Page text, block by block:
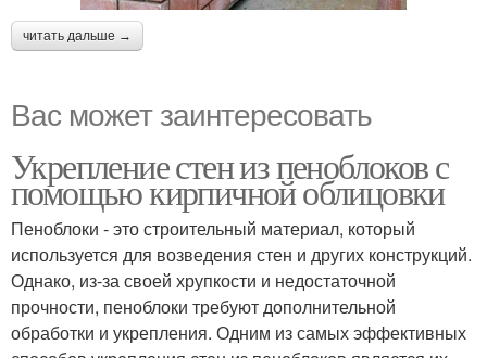
читать дальше →
Вас может заинтересовать
Укрепление стен из пеноблоков с
помощью кирпичной облицовки
Пеноблоки - это строительный материал, который
используется для возведения стен и других конструкций.
Однако, из-за своей хрупкости и недостаточной
прочности, пеноблоки требуют дополнительной
обработки и укрепления. Одним из самых эффективных